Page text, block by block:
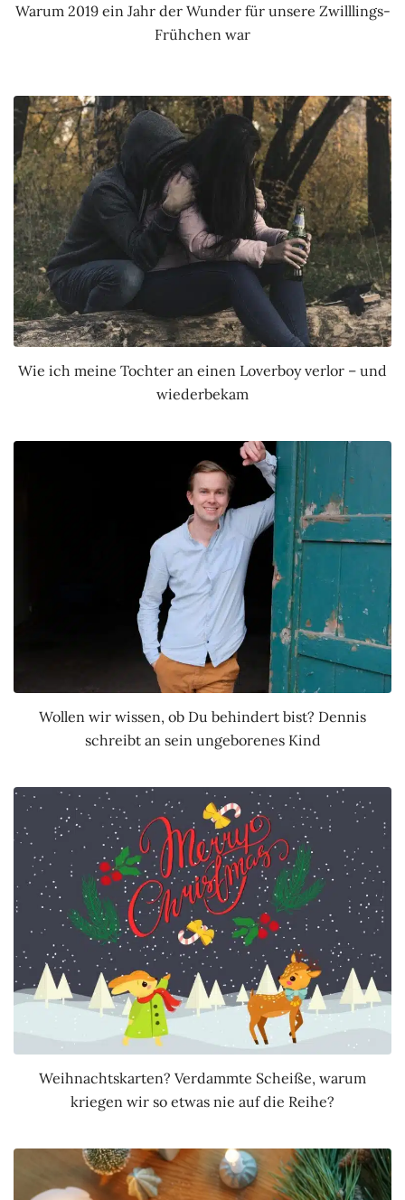
Warum 2019 ein Jahr der Wunder für unsere Zwilllings-
Frühchen war
Wie ich meine Tochter an einen Loverboy verlor – und
wiederbekam
Wollen wir wissen, ob Du behindert bist? Dennis
schreibt an sein ungeborenes Kind
Weihnachtskarten? Verdammte Scheiße, warum
kriegen wir so etwas nie auf die Reihe?